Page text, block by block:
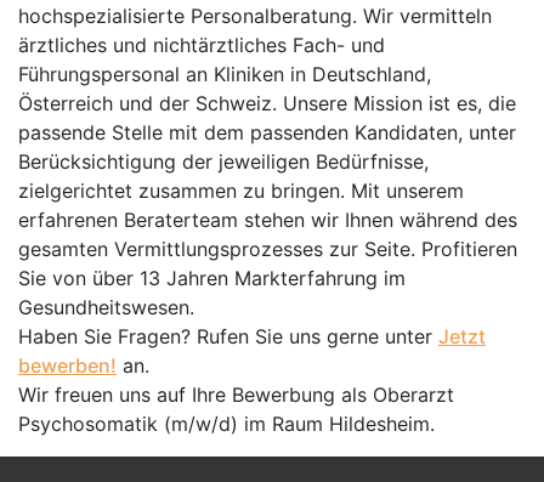
hochspezialisierte Personalberatung. Wir vermitteln
ärztliches und nichtärztliches Fach- und
Führungspersonal an Kliniken in Deutschland,
Österreich und der Schweiz. Unsere Mission ist es, die
passende Stelle mit dem passenden Kandidaten, unter
Berücksichtigung der jeweiligen Bedürfnisse,
zielgerichtet zusammen zu bringen. Mit unserem
erfahrenen Beraterteam stehen wir Ihnen während des
gesamten Vermittlungsprozesses zur Seite. Profitieren
Sie von über 13 Jahren Markterfahrung im
Gesundheitswesen.
Haben Sie Fragen? Rufen Sie uns gerne unter Jetzt
bewerben! an.
Wir freuen uns auf Ihre Bewerbung als Oberarzt
Psychosomatik (m/w/d) im Raum Hildesheim.